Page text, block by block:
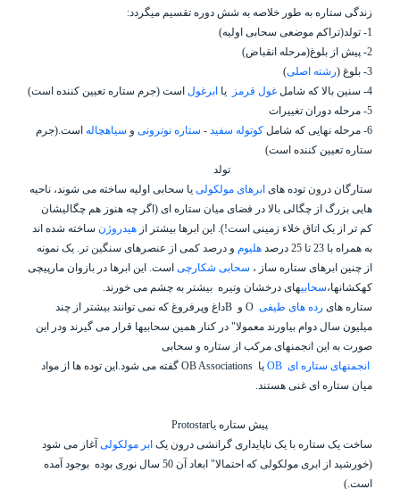
زندگی ستاره به طور خلاصه به شش دوره تقسیم میگردد:
1- تولد(تراکم موضعی سحابی اولیه)
2- پیش از بلوغ(مرحله انقباض)
3- بلوغ (
رشته اصلی)
4- سنین بالا که شامل
غول قرمز یا ابرغولاست (جرم ستاره تعیین کننده است)
5- مرحله دوران تغییرات
6- مرحله نهایی که شامل
کوتوله سفید - ستاره نوترونی و سیاهچالهاست.(جرم
ستاره تعیین کننده است)
تولد
ستارگان درون توده های ابرهای مولکولی یا سحابی اولیه ساخته می شوند، ناحیه
هایی بزرگ از چگالی بالا در فضای میان ستاره ای (اگر چه هنوز هم چگالیشان
کم تر از یک اتاق خلاء زمینی است!). این ابرها بیشتر از هیدروژنساخته شده اند
به همراه با 23 تا 25 درصد
هلیوم و درصد کمی از عنصرهای سنگین تر. یک نمونه
از چنین ابرهای ستاره ساز ، سحابی شکارچی است. این ابرها در بازوان مارپیچی
کهکشانها،سحابیهای درخشان وتیره بیشتر به چشم می خورند.
ستاره های رده های طیفی O و Bداغ وپرفروغ که نمی توانند بیشتر از چند
میلیون سال دوام بیاورند معمولا" در کنار همین سحابیها قرار می گیرند ودر این
صورت به این انجمنهای مرکب از ستاره و سحابی
انجمنهای ستاره ای OB یا OB Associations گفته می شود.این توده ها از مواد
میان ستاره ای غنی هستند.
پیش ستاره یاProtostar
ساخت یک ستاره با یک ناپایداری گرانشی درون یک ابر مولکولی آغاز می شود
(خورشید از ابری مولکولی که احتمالا" ابعاد آن 50 سال نوری بوده
بوجود آمده
است.)